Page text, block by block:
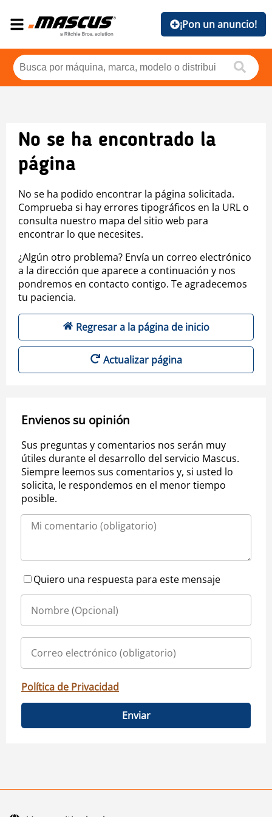
¡Pon un anuncio!
No se ha encontrado la
página
No se ha podido encontrar la página solicitada.
Comprueba si hay errores tipográficos en la URL o
consulta nuestro mapa del sitio web para
encontrar lo que necesites.
¿Algún otro problema? Envía un correo electrónico
a la dirección que aparece a continuación y nos
pondremos en contacto contigo. Te agradecemos
tu paciencia.
Regresar a la página de inicio
Actualizar página
Envienos su opinión
Sus preguntas y comentarios nos serán muy
útiles durante el desarrollo del servicio Mascus.
Siempre leemos sus comentarios y, si usted lo
solicita, le respondemos en el menor tiempo
posible.
Quiero una respuesta para este mensaje
Política de Privacidad
Enviar